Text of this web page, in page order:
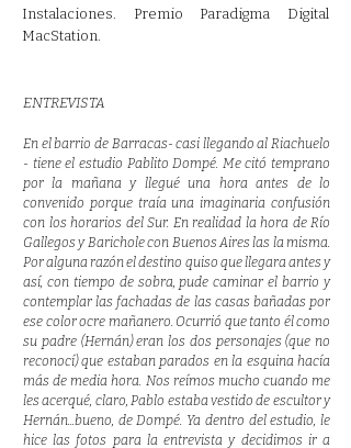
Instalaciones. Premio Paradigma Digital
MacStation.
ENTREVISTA​
En el barrio de Barracas- casi llegando al Riachuelo
- tiene el estudio Pablito Dompé. Me citó temprano
por la mañana y llegué una hora antes de lo
convenido porque traía una imaginaria confusión
con los horarios del Sur. En realidad la hora de Río
Gallegos y Barichole con Buenos Aires las la misma.
Por alguna razón el destino quiso que llegara antes y
así, con tiempo de sobra, pude caminar el barrio y
contemplar las fachadas de las casas bañadas por
ese color ocre mañanero. Ocurrió que tanto él como
su padre (Hernán) eran los dos personajes (que no
reconocí) que estaban parados en la esquina hacía
más de media hora. Nos reímos mucho cuando me
les acerqué, claro, Pablo estaba vestido de escultor y
Hernán...bueno, de Dompé. Ya dentro del estudio, le
hice las fotos para la entrevista y decidimos ir a